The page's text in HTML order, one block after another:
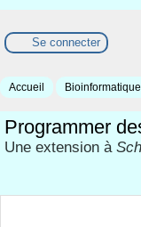
Se connecter
Accueil
Programmer
Une extension à